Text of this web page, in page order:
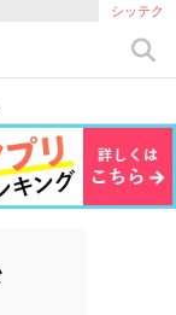
シッテク